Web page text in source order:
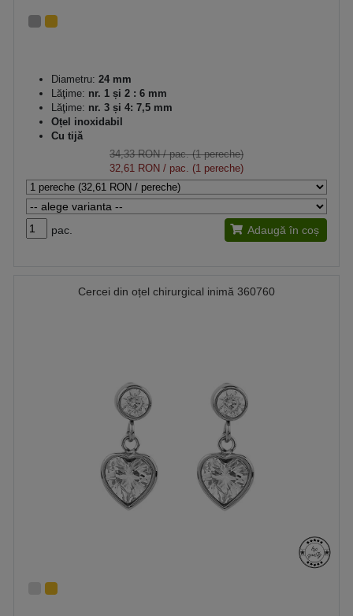
Diametru: 24 mm
Lăţime: nr. 1 și 2 : 6 mm
Lăţime: nr. 3 și 4: 7,5 mm
Oțel inoxidabil
Cu tijă
34,33 RON/ pac. (1 pereche)
32,61 RON / pac. (1 pereche)
pac. Adaugă în coș
Cercei din oțel chirurgical inimă 360760